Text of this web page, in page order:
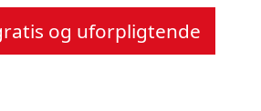
og uforpligtende